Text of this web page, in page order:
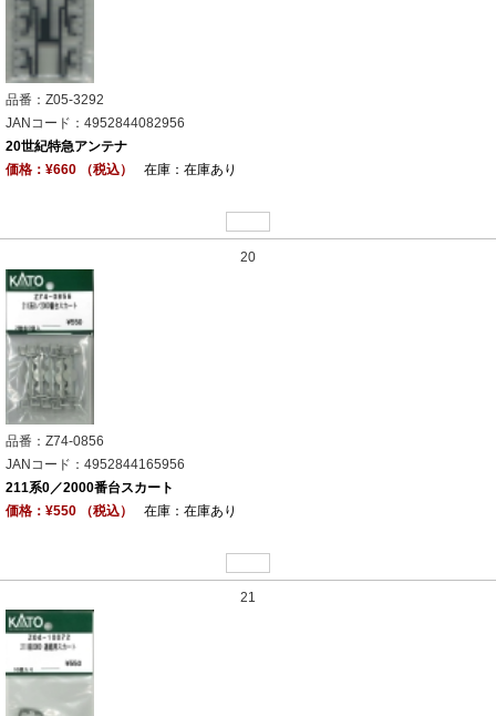
品番：Z05-3292
JANコード：4952844082956
20世紀特急アンテナ
価格：¥660 （税込）
在庫：在庫あり
20
品番：Z74-0856
JANコード：4952844165956
211系0／2000番台スカート
価格：¥550 （税込）
在庫：在庫あり
21